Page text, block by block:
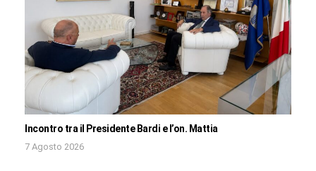
Incontro tra il Presidente Bardi e l’on. Mattia
7 Agosto 2026